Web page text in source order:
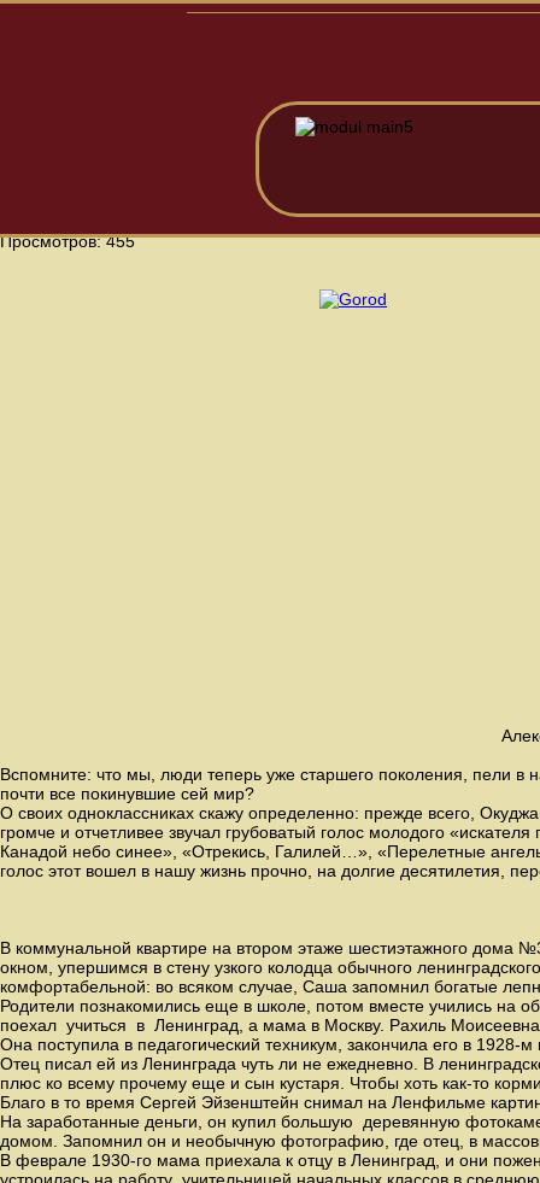
Просмотров: 455
Вспомните: что мы, люди теперь уже старшего поколения, пели в
почти все покинувшие сей мир?
О своих одноклассниках скажу определенно: прежде всего,
громче и отчетливее звучал грубоватый голос молодого
Канадой небо синее», «Отрекись, Галилей…», «Перелетные
голос этот вошел в нашу жизнь прочно, на долгие десятилетия,
В коммунальной квартире на втором этаже шестиэтажного дома
окном, упершимся в стену узкого колодца обычного
комфортабельной: во всяком случае, Саша запомнил богатые
Родители познакомились еще в школе, потом вместе учились на
поехал учиться в Ленинград, а мама в Москву. Рахиль
Она поступила в педагогический техникум, закончила его в
Отец писал ей из Ленинграда чуть ли не ежедневно. В
плюс ко всему прочему еще и сын кустаря. Чтобы хоть как-то
Благо в то время Сергей Эйзенштейн снимал на Ленфильме
На заработанные деньги, он купил большую деревянную
домом. Запомнил он и необычную фотографию, где отец, в
В феврале 1930-го мама приехала к отцу в Ленинград, и они